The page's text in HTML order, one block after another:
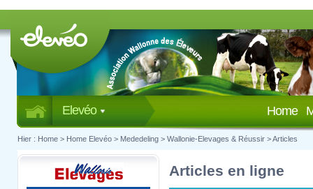
Elevéo Home
Hier : Home > Home Elevéo > Mededeling > Wallonie-Elevages & Réussir >Articles
Articles en ligne